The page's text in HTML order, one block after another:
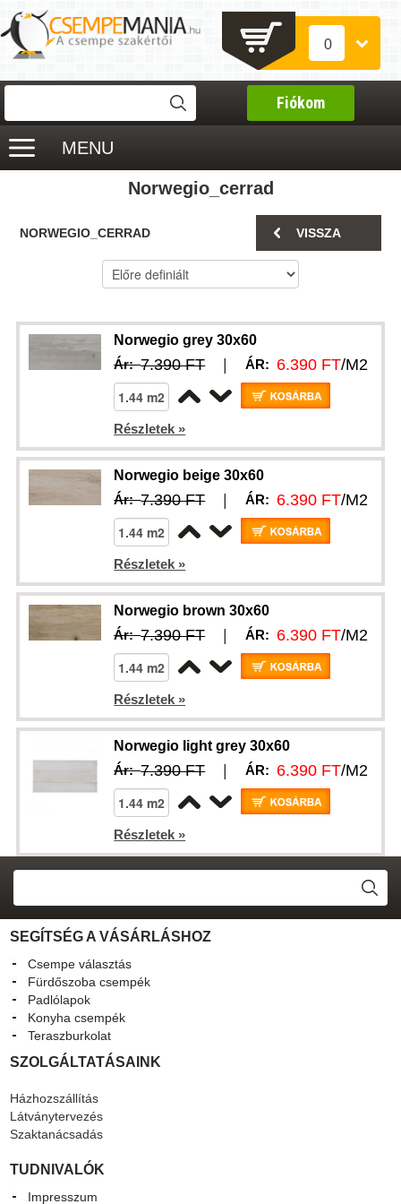
0
Fiókom
MENU
Norwegio_cerrad
NORWEGIO_CERRAD VISSZA
Norwegio grey 30x60
Ár:7.390 FT|ÁR: 6.390 FT/M2
Részletek »
Norwegio beige 30x60
Ár:7.390 FT|ÁR: 6.390 FT/M2
Részletek »
Norwegio brown 30x60
Ár:7.390 FT|ÁR: 6.390 FT/M2
Részletek »
Norwegio light grey 30x60
Ár:7.390 FT|ÁR: 6.390 FT/M2
Részletek »
SEGÍTSÉG A VÁSÁRLÁSHOZ
Csempe választás
Fürdőszoba csempék
Padlólapok
Konyha csempék
Teraszburkolat
SZOLGÁLTATÁSAINK
Házhozszállítás
Látványtervezés
Szaktanácsadás
TUDNIVALÓK
Impresszum